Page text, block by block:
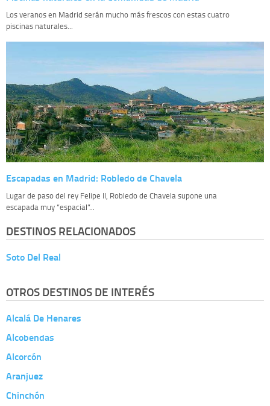
Los veranos en Madrid serán mucho más frescos con estas cuatro
piscinas naturales...
Escapadas en Madrid: Robledo de Chavela
Lugar de paso del rey Felipe II, Robledo de Chavela supone una
escapada muy “espacial”...
DESTINOS RELACIONADOS
Soto Del Real
OTROS DESTINOS DE INTERÉS
Alcalá De Henares
Alcobendas
Alcorcón
Aranjuez
Chinchón